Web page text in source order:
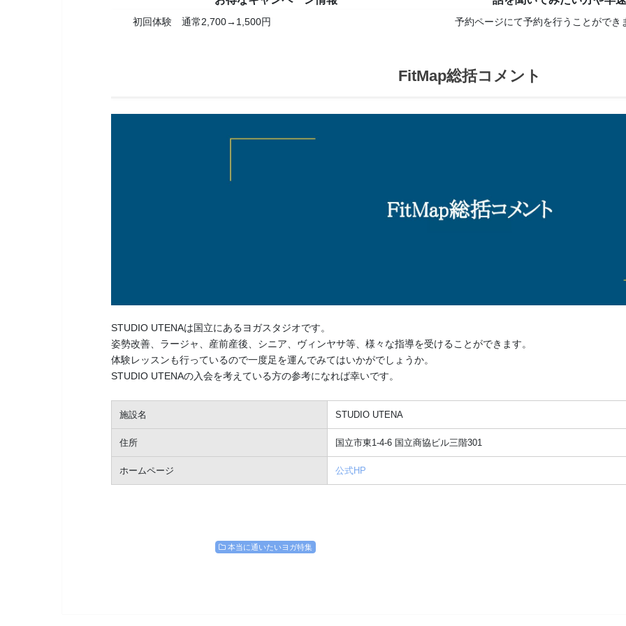
初回体験 通常2,700→1,500円 予約ページにて予約を行うことができ
FitMap総括コメント
STUDIO UTENAは国立にあるヨガスタジオです。
姿勢改善、ラージャ、産前産後、シニア、ヴィンヤサ等、様々な指導を受けることができます。
体験レッスンも行っているので一度足を運んでみてはいかがでしょうか。
STUDIO UTENAの入会を考えている方の参考になれば幸いです。
施設名 STUDIO UTENA
住所 国立市東1-4-6 国立商協ビル三階301
ホームページ 公式HP
本当に通いたいヨガ特集